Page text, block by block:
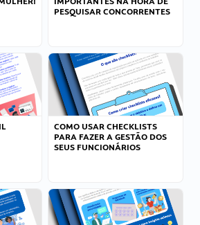
PESQUISAR CONCORRENTES
COMO USAR CHECKLISTS
PARA FAZER A GESTÃO DOS
SEUS FUNCIONÁRIOS